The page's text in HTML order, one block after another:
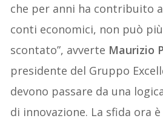
che per anni ha contribuito
conti economici, non può
scontato”, avverte Maurizio
presidente del Gruppo
devono passare da una
di innovazione. La sfida ora